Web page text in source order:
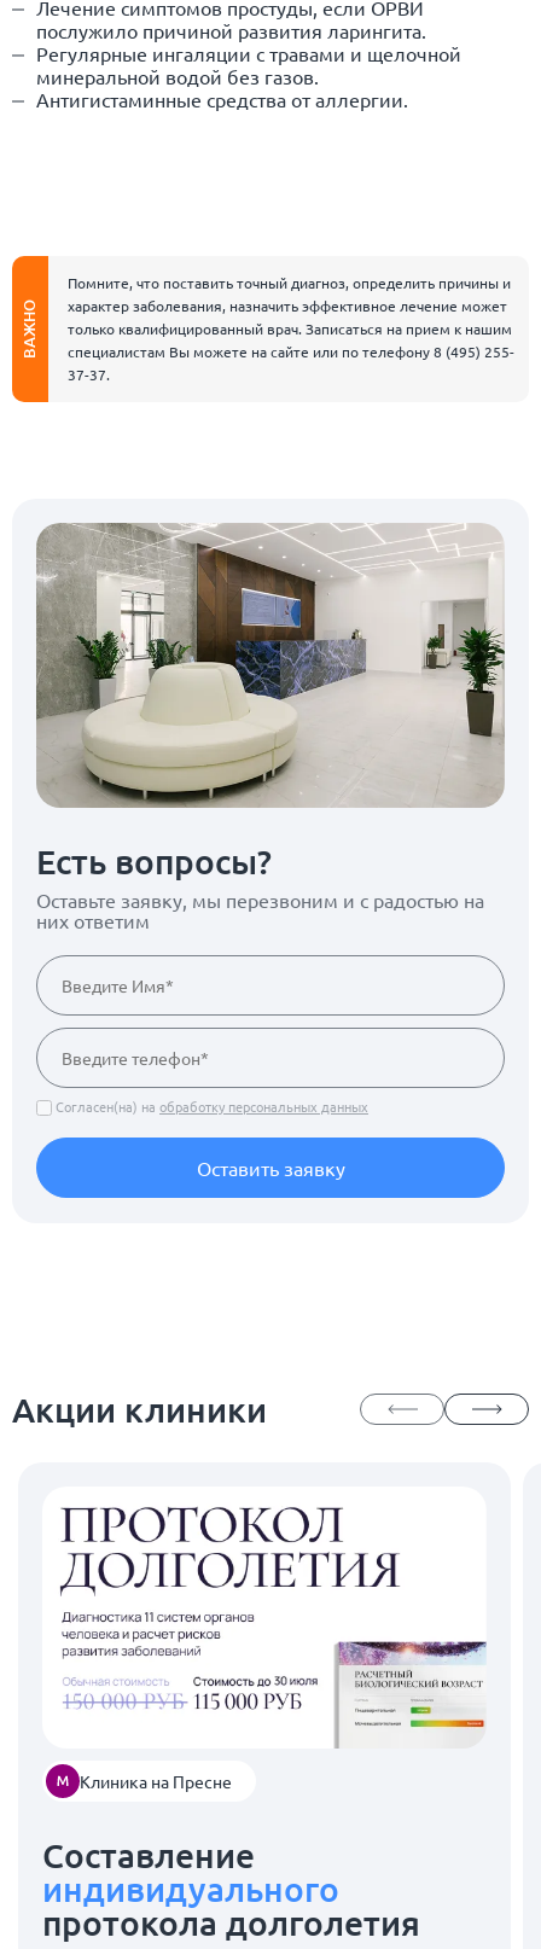
Лечение симптомов простуды, если ОРВИ
послужило причиной развития ларингита.
Регулярные ингаляции с травами и щелочной
минеральной водой без газов.
Антигистаминные средства от аллергии.
ВАЖНО
Помните, что поставить точный диагноз, определить причины и
характер заболевания, назначить эффективное лечение может
только квалифицированный врач. Записаться на прием к нашим
специалистам Вы можете на сайте или по телефону8 (495) 255-
37-37.
Есть вопросы?
Оставьте заявку, мы перезвоним и с радостью на
них ответим
Согласен(на) на обработку персональных данных
Оставить заявку
Акции клиники
Клиника на Пресне
Составление
индивидуального
протокола долголетия